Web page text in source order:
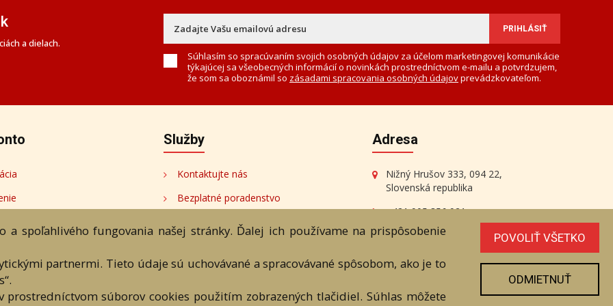
a dielach.
Súhlasím so spracúvaním svojich osobných údajov za účelom marketingovej komunikácie
týkajúcej sa všeobecných informácií o novinkách prostredníctvom e-mailu a potvrdzujem,
že som sa oboznámil so zásadami spracovania osobných údajovprevádzkovateľom.
Služby
Kontaktujte nás
Bezplatné poradenstvo
Adresa
Nižný Hrušov 333, 094 22,
Slovenská republika
+421 905 356 921
+421 905 959 101
a spoľahlivého fungovania našej stránky. Ďalej ich používame na prispôsobenie
partnermi. Tieto údaje sú uchovávané a spracovávané spôsobom, ako je to
súborov cookies použitím zobrazených tlačidiel. Súhlas môžete
POVOLIŤ VŠETKO
ODMIETNUŤ